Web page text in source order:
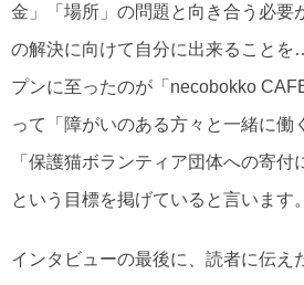
金」「場所」の問題と向き合う必要
の解決に向けて自分に出来ること
プンに至ったのが「necobokko
って「障がいのある方々と一緒に働
「保護猫ボランティア団体への寄付
という目標を掲げていると言います。
インタビューの最後に、読者に伝え